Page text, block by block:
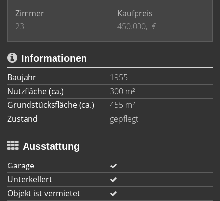
Zimmer
23
Kaufpreis
450.000,- €
Informationen
Baujahr
1955
Nutzfläche (ca.)
300 m²
Grundstücksfläche (ca.)
455 m²
Zustand
gepflegt
Ausstattung
Garage
Unterkellert
Objekt ist vermietet